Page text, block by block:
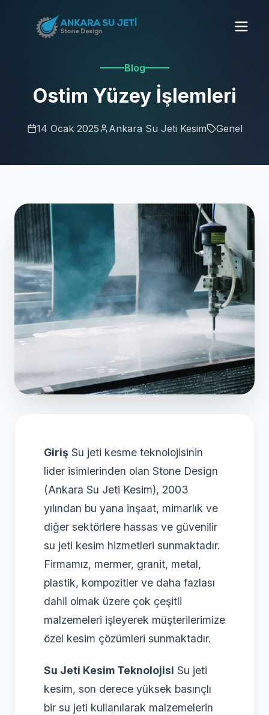
Blog
Ostim Yüzey İşlemleri
14 Ocak 2025 Ankara Su Jeti Kesim Genel
Giriş Su jeti kesme teknolojisinin
lider isimlerinden olan Stone Design
(Ankara Su Jeti Kesim), 2003
yılından bu yana inşaat, mimarlık ve
diğer sektörlere hassas ve güvenilir
su jeti kesim hizmetleri sunmaktadır.
Firmamız, mermer, granit, metal,
plastik, kompozitler ve daha fazlası
dahil olmak üzere çok çeşitli
malzemeleri işleyerek müşterilerimize
özel kesim çözümleri sunmaktadır.
Su Jeti Kesim Teknolojisi Su jeti
kesim, son derece yüksek basınçlı
bir su jeti kullanılarak malzemelerin